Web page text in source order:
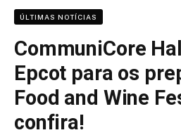
ÚLTIMAS NOTÍCIAS
CommuniCore
Epcot para os
Food and Wine
confira!